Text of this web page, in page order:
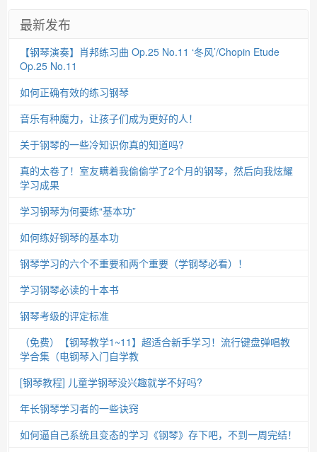
最新发布
【钢琴演奏】肖邦练习曲 Op.25 No.11 ‘冬风’/Chopin Etude
Op.25 No.11
如何正确有效的练习钢琴
音乐有种魔力，让孩子们成为更好的人！
关于钢琴的一些冷知识你真的知道吗?
真的太卷了！室友瞒着我偷偷学了2个月的钢琴，然后向我炫耀
学习成果
学习钢琴为何要练“基本功”
如何练好钢琴的基本功
钢琴学习的六个不重要和两个重要（学钢琴必看）！
学习钢琴必读的十本书
钢琴考级的评定标准
（免费）【钢琴教学1~11】超适合新手学习！流行键盘弹唱教
学合集（电钢琴入门自学教
[钢琴教程] 儿童学钢琴没兴趣就学不好吗?
年长钢琴学习者的一些诀窍
如何逼自己系统且变态的学习《钢琴》存下吧，不到一周完结！